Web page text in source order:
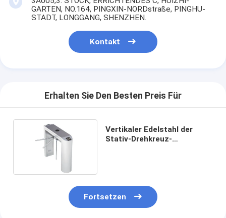
GARTEN, NO.164, PINGXIN-NORDstraße, PINGHU-
STADT, LONGGANG, SHENZHEN.
Kontakt
Erhalten Sie Den Besten Preis Für
Vertikaler Edelstahl der
Stativ-Drehkreuz-
Fortsetzen